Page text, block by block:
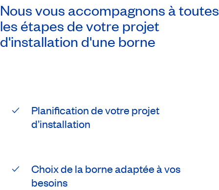
Nous vous accompagnons à toutes
les étapes de votre projet
d'installation d'une borne
Planification de votre projet
d’installation
Choix de la borne adaptée à vos
besoins